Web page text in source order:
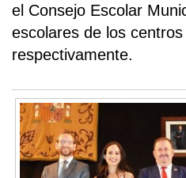
el Consejo Escolar
escolares de los
respectivamente.